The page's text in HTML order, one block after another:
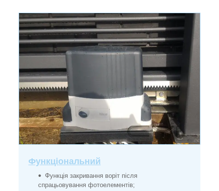
Функціональний
Функція закривання воріт після
спрацьовування фотоелементів;